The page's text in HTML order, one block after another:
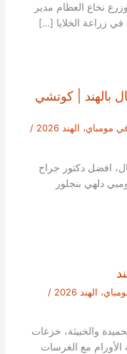
نخاع العظام مدير
بالهند | كوتشي
الهند 2026
/
افضل دكتور جراح
دلهي بنجلور
الهند 2026
/
والخبيثة، خزعات
الأورام مع الغرسات